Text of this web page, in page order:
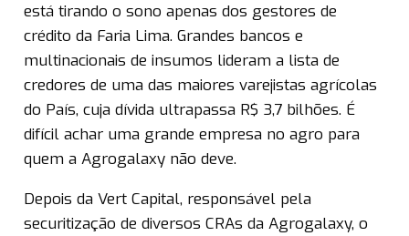
está tirando o sono apenas dos gestores de
crédito da Faria Lima. Grandes bancos e
multinacionais de insumos lideram a lista de
credores de uma das maiores varejistas agrícolas
do País, cuja dívida ultrapassa R$ 3,7 bilhões. É
difícil achar uma grande empresa no agro para
quem a Agrogalaxy não deve.
Depois da Vert Capital, responsável pela
securitização de diversos CRAs da Agrogalaxy, o